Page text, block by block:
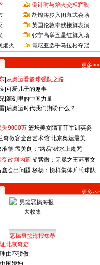
烟火
倒计时与焰火交相辉映
胡锦涛步入闭幕式会场
英国伦敦奉献接旗表演
张宁高举五星红旗入场
肯尼亚选手马拉松夺冠
更多>>
从奥运看篮球强队之路
可爱儿子的趣事
篆刻里的中国力量
后奥运时代我们期盼什么？
失9000万 篮坛美女隋菲菲军训英姿
奇做客金台艺术馆 北京奥运最美
准很 孟关良：“路易”破水上魔咒
受改判内幕 胡紫微：无冕之王苏丽文
鑫会出问题 杨杨：榜样集体乒乓球队
更多>>
恶搞男篮海报集萃
北京奇迹
由不骄傲
国媳妇